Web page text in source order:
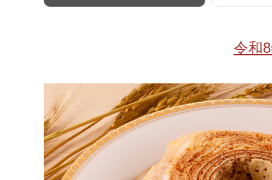
令和